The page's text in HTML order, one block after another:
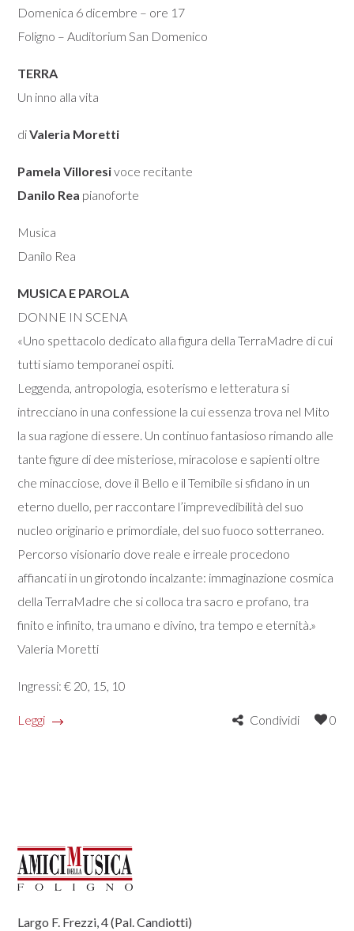
Domenica 6 dicembre – ore 17
Foligno – Auditorium San Domenico
TERRA
Un inno alla vita
diValeria Moretti
Pamela Villoresivoce recitante
Danilo Rea pianoforte
Musica
Danilo Rea
MUSICA E PAROLA
DONNE IN SCENA
«Uno spettacolo dedicato alla figura della TerraMadre di cui
tutti siamo temporanei ospiti.
Leggenda, antropologia, esoterismo e letteratura si
intrecciano in una confessione la cui essenza trova nel Mito
la sua ragione di essere. Un continuo fantasioso rimando alle
tante figure di dee misteriose, miracolose e sapienti oltre
che minacciose, dove il Bello e il Temibile si sfidano in un
eterno duello, per raccontare l’imprevedibilità del suo
nucleo originario e primordiale, del suo fuoco sotterraneo.
Percorso visionario dove reale e irreale procedono
affiancati in un girotondo incalzante: immaginazione cosmica
della TerraMadre che si colloca tra sacro e profano, tra
finito e infinito, tra umano e divino, tra tempo e eternità.»
Valeria Moretti
Ingressi: € 20, 15, 10
Leggi Condividi 0
Largo F. Frezzi, 4 (Pal. Candiotti)